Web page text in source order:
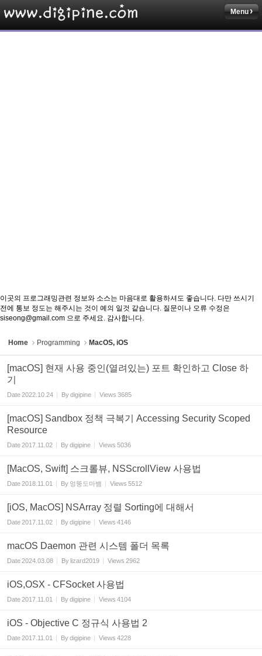
Menu
이곳의 프로그래밍관련 정보와 소스는 마음대로 활용하셔도 좋습니다. 다만 쓰시기
전에 통보 정도는 해주시는 것이 예의 일것 같습니다. 질문이나 오류 수정은
siseong@gmail.com 으로 주세요. 감사합니다.
Home Programming MacOS, iOS
[macOS] 현재 사용 중인(열려있는) 포트 확인하고 Close 하
기
Date2022.10.24 Bydigipine Views 3685
[macOS] Sandbox 정책 극복기 Accessing Security Scoped
Resource
Date2017.11.02 Bydigipine Views 5036
[MacOS, Swift] 스크롤뷰, NSScrollView 사용법
Date2018.11.01 By 엉뚱도마뱀 Views 5512
[iOS, MacOS] NSArray 정렬 Sorting에 대해서
Date2017.11.02 Bydigipine Views 4146
macOS Daemon 관련 시스템 폴더 목록
Date2024.03.08 Bylizard2019 Views 2962
iOS,OSX - CFSocket 사용법
Date2017.11.01 Bydigipine Views 4104
iOS - Objective C 정규식 사용법 2
Date2017.11.01 Bydigipine Views 4228
Sketchbook5, 스케치북5